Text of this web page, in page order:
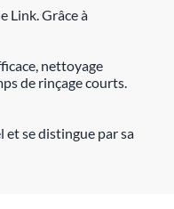
Link. Grâce à
nettoyage
de rinçage courts.
se distingue par sa